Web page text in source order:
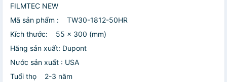
FILMTEC NEW
Mã sản phẩm : TW30-1812-50HR
Kích thước: 55 x 300 (mm)
Hãng sản xuất: Dupont
Nước sản xuất : USA
Tuổi thọ 2-3 năm